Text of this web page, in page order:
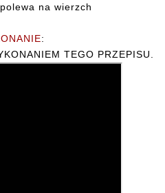
na wierzch
:
TEGO PRZEPISU.